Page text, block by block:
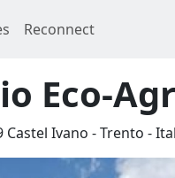
Reconnect
Eco-
Castel Ivano -Trento -